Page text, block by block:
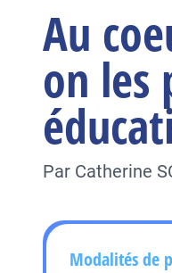
Au
on les
Par Catherine
Modalités de